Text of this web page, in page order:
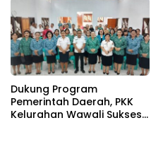
Dukung Program
Pemerintah Daerah, PKK
Kelurahan Wawali Sukses